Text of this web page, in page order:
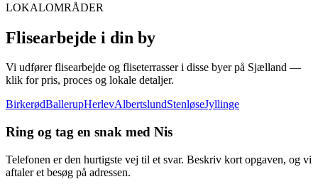
LOKALOMRÅDER
Flisearbejde i din by
Vi udfører flisearbejde og fliseterrasser i disse byer på Sjælland —
klik for pris, proces og lokale detaljer.
BirkerødBallerupHerlevAlbertslundStenløseJyllinge
Ring og tag en snak med Nis
Telefonen er den hurtigste vej til et svar. Beskriv kort opgaven, og vi
aftaler et besøg på adressen.